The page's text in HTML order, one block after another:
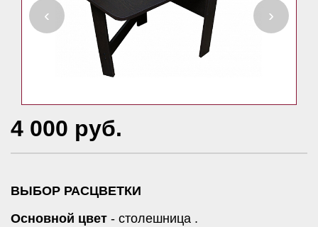
‹ ›
4 000 руб.
ВЫБОР РАСЦВЕТКИ
Основной цвет - столешница .